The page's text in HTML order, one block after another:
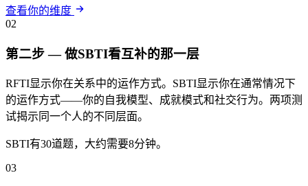
查看你的维度
02
第二步 — 做SBTI看互补的那一层
RFTI显示你在关系中的运作方式。SBTI显示你在通常情况下
的运作方式——你的自我模型、成就模式和社交行为。两项测
试揭示同一个人的不同层面。
SBTI有30道题，大约需要8分钟。
03